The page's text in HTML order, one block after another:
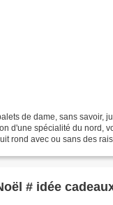
de dame, sans savoir,
d'une spécialité du nord,
rond avec ou sans des
# idée